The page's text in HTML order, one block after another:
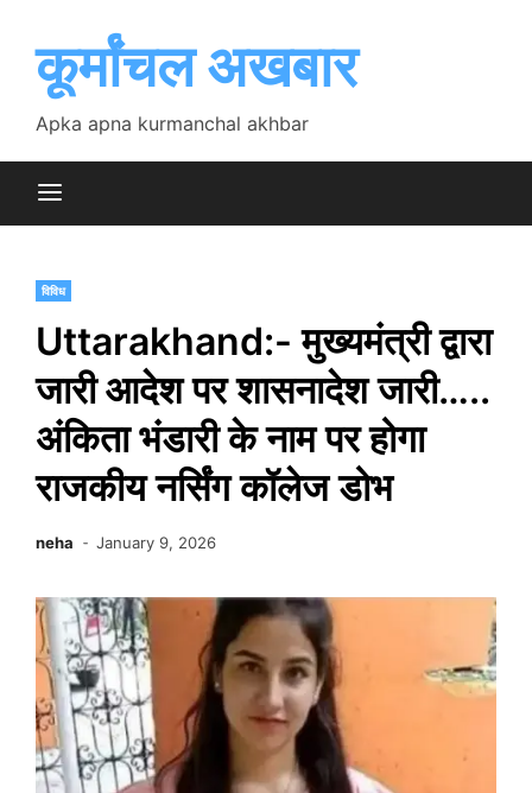
contentकूर्मांचल अखबार
Apka apna kurmanchal akhbar
विविध
Uttarakhand:- मुख्यमंत्री द्वारा
जारी आदेश पर शासनादेश जारी…..
अंकिता भंडारी के नाम पर होगा
राजकीय नर्सिंग कॉलेज डोभ
neha January 9, 2026